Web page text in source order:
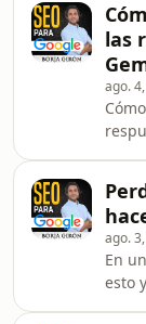
-
las
ago.
en
-
ago.
En
esto